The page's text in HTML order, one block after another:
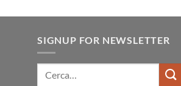
SIGNUP FOR NEWSLETTER
Cerca: